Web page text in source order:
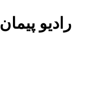
Radio Peyman | رادیو پیمان